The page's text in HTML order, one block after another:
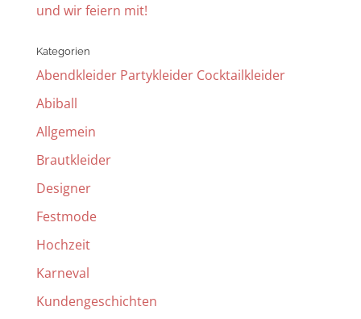
und wir feiern mit!
Kategorien
Abendkleider Partykleider Cocktailkleider
Abiball
Allgemein
Brautkleider
Designer
Festmode
Hochzeit
Karneval
Kundengeschichten